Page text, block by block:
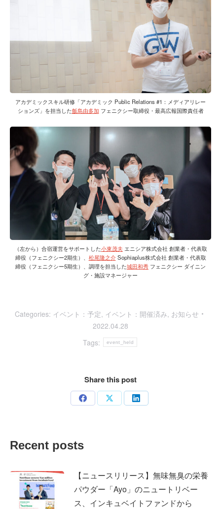
アカデミックスキル研修「アカデミック Public Relations #1：メディアリレー
ションズ」を担当した飯島由多加 フェニクシー取締役・最高広報国際責任者
（左から）合宿運営をサポートした小東茂夫 エニシア株式会社 創業者・代表取
締役（フェニクシー2期生）、 松尾隆之介Sophiaplus株式会社 創業者・代表取
締役（フェニクシー5期生）、調理を担当した城田和秀 フェニクシー ダイニン
グ・施設マネージャー
Categories: イベント：予定, イベント：開催済み, お知らせ
2022.04.28
Tags:
event_held
Share this post
Share Share Share
Recent posts
【ニュースリリース】無味無臭の栄養
パウダー「Ayo」のニュートリベー
ス、インキュベイトファンドから